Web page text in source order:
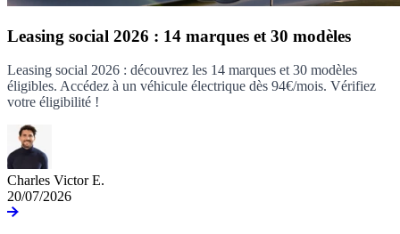
Leasing social 2026 : 14 marques et 30 modèles
Leasing social 2026 : découvrez les 14 marques et 30 modèles
éligibles. Accédez à un véhicule électrique dès 94€/mois. Vérifiez
votre éligibilité !
Charles Victor E.
20/07/2026